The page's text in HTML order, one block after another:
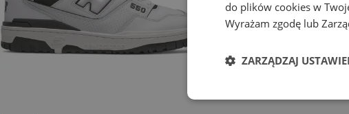
do plików cookies w
Wyrażam zgodę lub
ZARZĄDZAJ